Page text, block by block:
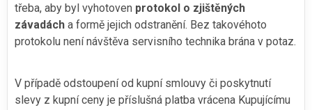
třeba, aby byl vyhotoven protokol o zjištěných
závadách a formě jejich odstranění. Bez takovéhoto
protokolu není návštěva servisního technika brána v potaz.
V případě odstoupení od kupní smlouvy či poskytnutí
slevy z kupní ceny je příslušná platba vrácena Kupujícímu